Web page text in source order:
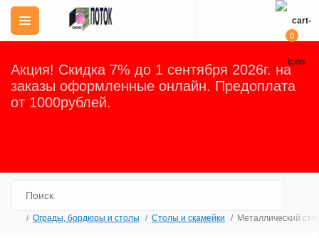
Акция! Скидка 7% до 1 сентября 2026г. на
заказы оформленные онлайн. Предоплата
от 1000рублей.
0
Ограды, бордюры и столы Столы и скамейки Металлический